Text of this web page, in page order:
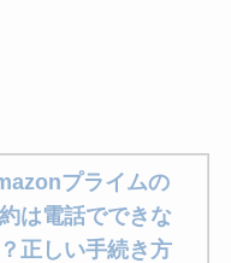
プライムの
は電話でできな
正しい手続き方